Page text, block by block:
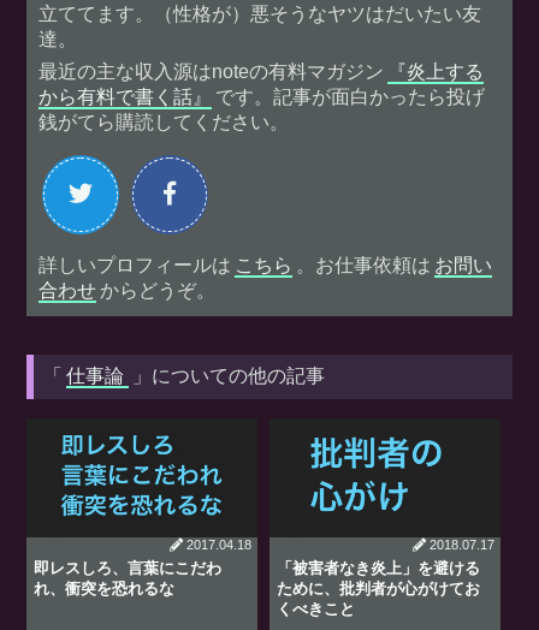
立ててます。（性格が）悪そうなヤツはだいたい友
達。
最近の主な収入源はnoteの有料マガジン
『炎上する
から有料で書く話』
です。記事が面白かったら投げ
銭がてら購読してください。
詳しいプロフィールは こちら 。お仕事依頼は お問い
合わせ からどうぞ。
「 仕事論 」についての他の記事
2017.04.18
即レスしろ、言葉にこだわ
れ、衝突を恐れるな
2018.07.17
「被害者なき炎上」を避ける
ために、批判者が心がけてお
くべきこと